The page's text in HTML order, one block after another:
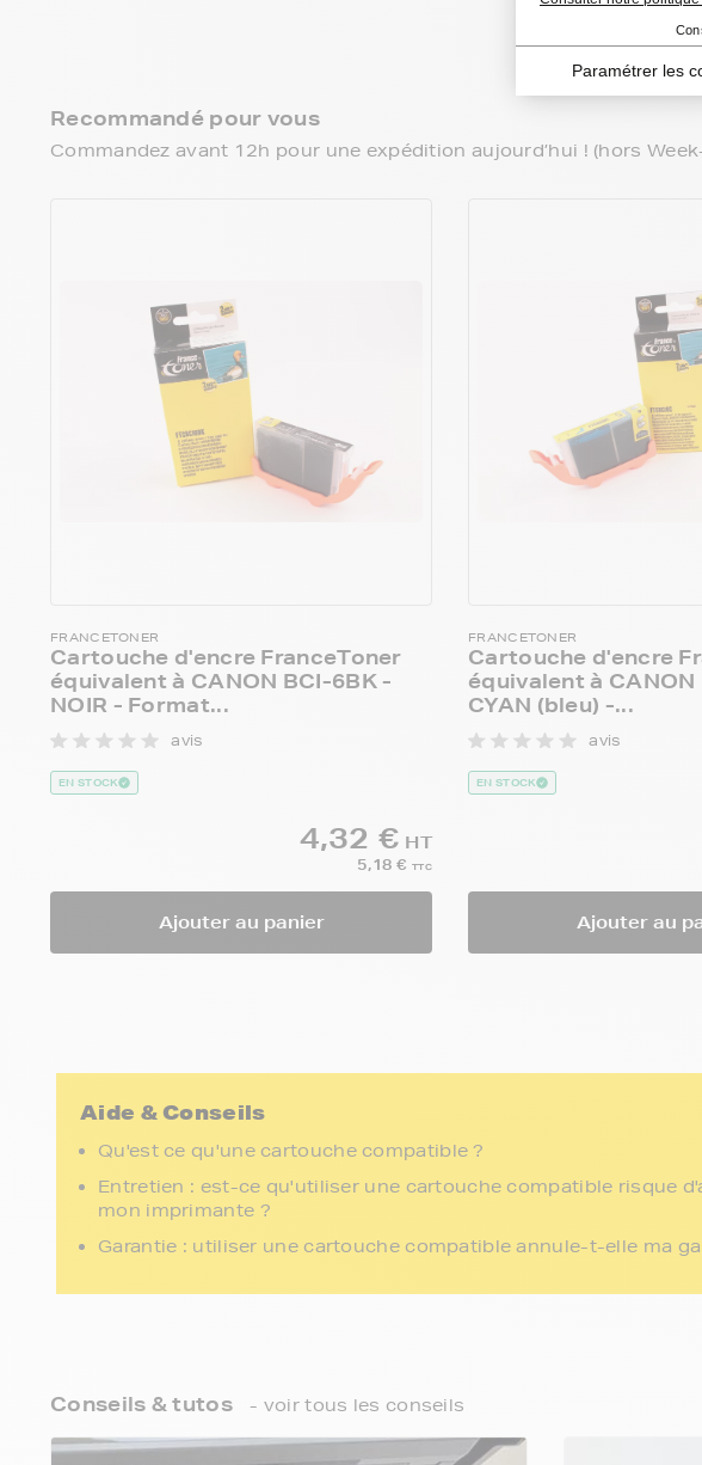
Recommandé pour vous
Commandez avant 12h pour une expédition aujourd’hui ! (hors
FRANCETONER
Cartouche d'encre FranceToner
équivalent à CANON BCI-6BK -
NOIR - Format...
avis
EN STOCK
4,32 € HT
5,18 € TTC
Ajouter au panier
FRANCETONER
Cartouche d'encre
équivalent à CANON
CYAN (bleu) -...
avis
EN STOCK
Ajouter au
Aide & Conseils
Qu'est ce qu'une cartouche compatible ?
Entretien : est-ce qu'utiliser une cartouche compatible risque
mon imprimante ?
Garantie : utiliser une cartouche compatible annule-t-elle ma
Conseils & tutos - voir tous les conseils